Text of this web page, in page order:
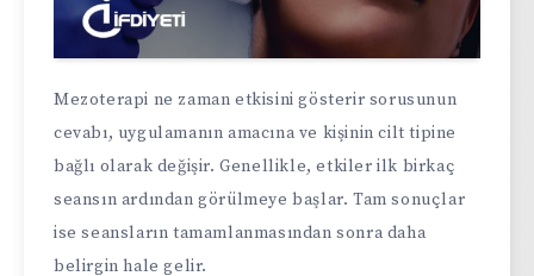
Mezoterapi ne zaman etkisini gösterir sorusunun
cevabı, uygulamanın amacına ve kişinin cilt tipine
bağlı olarak değişir. Genellikle, etkiler ilk birkaç
seansın ardından görülmeye başlar. Tam sonuçlar
ise seansların tamamlanmasından sonra daha
belirgin hale gelir.